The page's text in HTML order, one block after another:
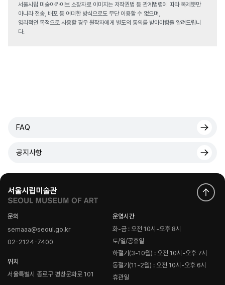
서울시립 미술아카이브 소장자료 이미지는 저작권법 등 관계법령에 따라 복제뿐만
아니라 전송, 배포 등 어떠한 방식으로도 무단 이용할 수 없으며,
영리적인 목적으로 사용할 경우 원작자에게 별도의 동의를 받아야함을 알려드립니
다.
FAQ
공지사항
문의
semaaa@seoul.go.kr
02-2124-7400
위치
서울특별시 종로구 평창문화로 101
운영시간
화-금 : 오전 10시-오후 8시
토/일/공휴일
하절기(3-10월) : 오전 10시-오후 7시
동절기(11-2월) : 오전 10시-오후 6시
휴관일